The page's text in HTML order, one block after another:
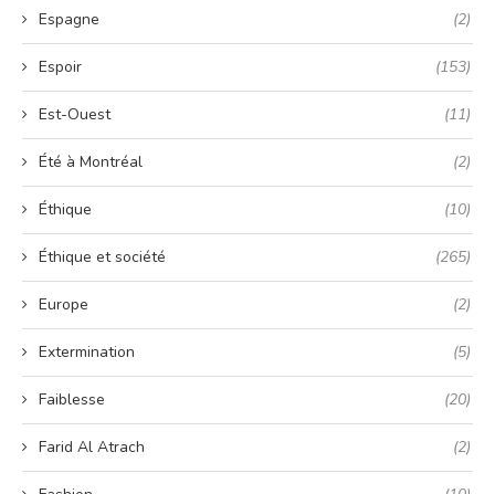
Espagne (2)
Espoir (153)
Est-Ouest (11)
Été à Montréal (2)
Éthique (10)
Éthique et société (265)
Europe (2)
Extermination (5)
Faiblesse (20)
Farid Al Atrach (2)